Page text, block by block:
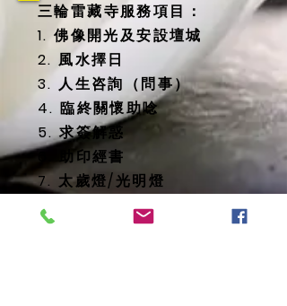
三輪雷藏寺服務項目：
1. 佛像開光及安設壇城
2. 風水擇日
3. 人生咨詢（問事）
4. 臨終關懷助唸
5. 求簽解惑
6. 助印經書
7. 太歲燈/光明燈
8. 消災延壽藥師佛燈
9. 地藏殿提供